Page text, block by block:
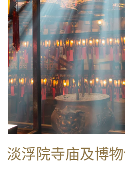
淡浮院寺庙及博